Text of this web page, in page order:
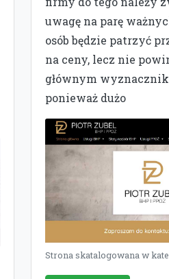
uwagę na parę
osób będzie patrzyć
na ceny, lecz nie
głównym
ponieważ dużo
Strona skatalogowana w